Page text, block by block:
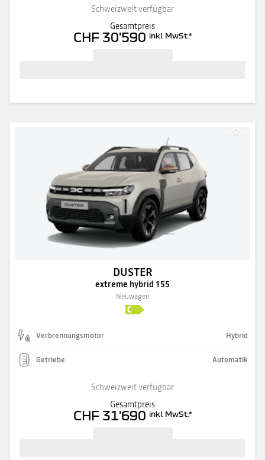
Schweizweit verfügbar
Gesamtpreis
CHF 30'590 inkl. MwSt.*
DUSTER
extreme hybrid 155
Neuwagen
Verbrennungsmotor Hybrid
Getriebe Automatik
Schweizweit verfügbar
Gesamtpreis
CHF 31'690 inkl. MwSt.*